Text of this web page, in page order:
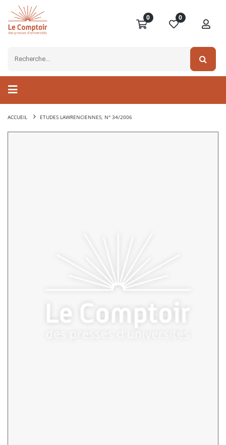
0 0
ACCUEIL ETUDES LAWRENCIENNES, N° 34/2006